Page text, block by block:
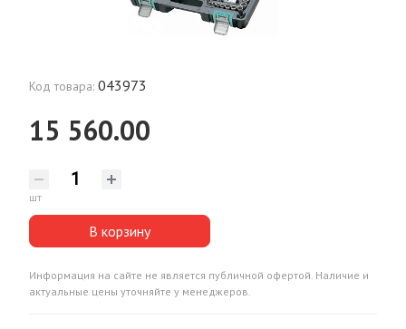
Код товара: 043973
15 560.00
шт
В корзину
Информация на сайте не является публичной офертой. Наличие и
актуальные цены уточняйте у менеджеров.